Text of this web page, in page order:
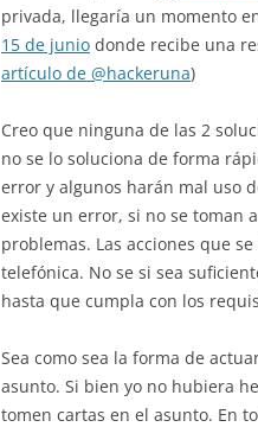
privada, llegaría un momento
15 de junio donde recibe una
artículo de @hackeruna)
Creo que ninguna de las 2
no se lo soluciona de forma
error y algunos harán mal uso
existe un error, si no se toman
problemas. Las acciones que
telefónica. No se si sea
hasta que cumpla con los
Sea como sea la forma de
asunto. Si bien yo no hubiera
tomen cartas en el asunto. En